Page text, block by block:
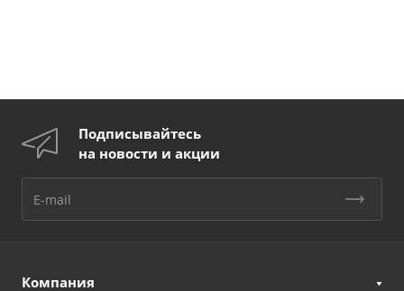
Подписывайтесь
на новости и акции
Компания